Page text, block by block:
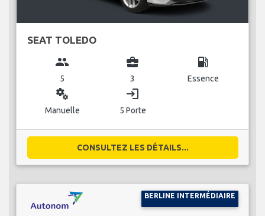
SEAT TOLEDO
group
5
business_center
3
local_gas_station
Essence
miscellaneous_services
Manuelle
login
5 Porte
CONSULTEZ LES DÉTAILS...
BERLINE INTERMÉDIAIRE